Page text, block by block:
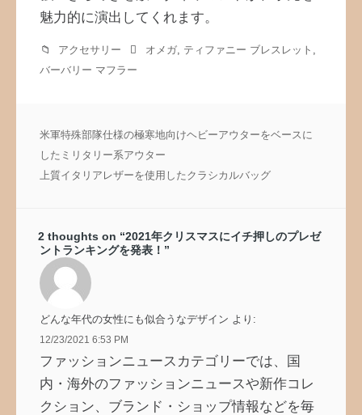
魅力的に演出してくれます。
アクセサリー オメガ, ティファニー ブレスレット ,
バーバリー マフラー
投
稿
ナ
シ
ョ
ン
米軍特殊部隊仕様の極寒地向けヘビーアウターをベースに
したミリタリー系アウター
上質イタリアレザーを使用したクラシカルバッグ
2 thoughts on “2021年クリスマスにイチ押しのプレゼ
ントランキングを発表！ ”
どんな年代の女性にも似合うなデザイン より:
12/23/2021 6:53 PM
ファッションニュースカテゴリーでは、国
内・海外のファッションニュースや新作コレ
クション、ブランド・ショップ情報などを毎